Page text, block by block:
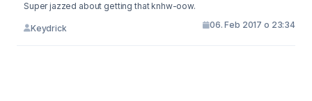
Super jazzed about getting that knhw-oow.
Keydrick 06. Feb 2017 o 23:34